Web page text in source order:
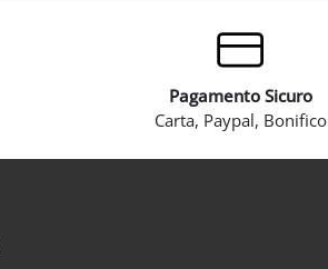
Pagamento Sicuro
Carta, Paypal, Bonifico